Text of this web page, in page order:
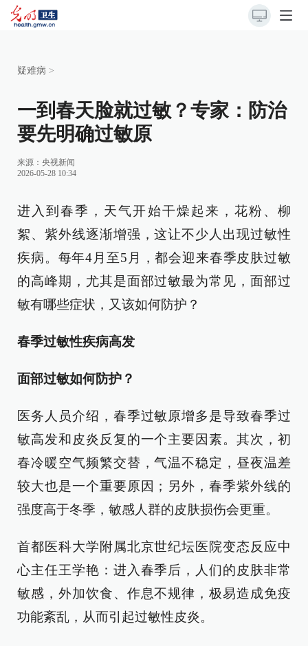
疑难病 >
一到春天脸就过敏？专家：防治
要先明确过敏原
来源： 央视新闻
2026-05-28 10:34
进入到春季，天气开始干燥起来，花粉、柳
絮、紫外线逐渐增强，这让不少人出现过敏性
疾病。每年4月至5月，都会迎来春季皮肤过敏
的高峰期，尤其是面部过敏最为常见，面部过
敏有哪些症状，又该如何防护？
春季过敏性疾病高发
面部过敏如何防护？
医务人员介绍，春季过敏原增多是导致春季过
敏高发和皮炎反复的一个主要因素。其次，初
春冷暖空气频繁交替，气温不稳定，昼夜温差
较大也是一个重要原因；另外，春季紫外线的
强度高于冬季，敏感人群的皮肤损伤会更重。
首都医科大学附属北京世纪坛医院变态反应中
心主任王学艳：进入春季后，人们的皮肤非常
敏感，外加饮食、作息不规律，极易造成免疫
功能紊乱，从而引起过敏性皮炎。